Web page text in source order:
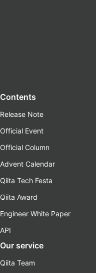
Contents
Release Note
Official Event
Official Column
Advent Calendar
Qiita Tech Festa
Qiita Award
Engineer White Paper
API
Our service
Qiita Team